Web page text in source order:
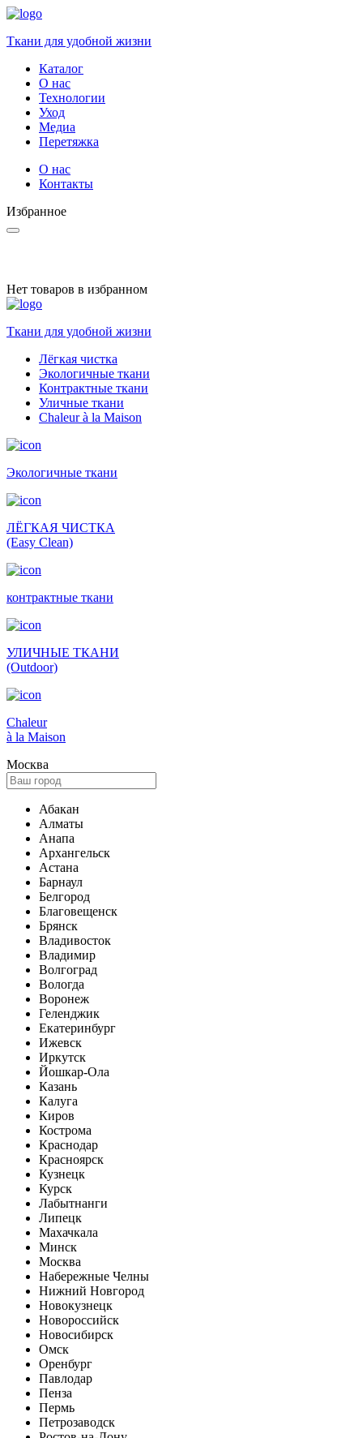
Ткани для удобной жизни
Каталог
О нас
Технологии
Уход
Медиа
Перетяжка
О нас
Контакты
Избранное
Нет товаров в избранном
Ткани для удобной жизни
Лёгкая чистка
Экологичные ткани
Контрактные ткани
Уличные ткани
Сhaleur à la Maison
Экологичные ткани
ЛЁГКАЯ ЧИСТКА
(Easy Clean)
контрактные ткани
УЛИЧНЫЕ ТКАНИ
(Outdoor)
Сhaleur
à la Maison
Москва
Абакан
Алматы
Анапа
Архангельск
Астана
Барнаул
Белгород
Благовещенск
Брянск
Владивосток
Владимир
Волгоград
Вологда
Воронеж
Геленджик
Екатеринбург
Ижевск
Иркутск
Йошкар-Ола
Казань
Калуга
Киров
Кострома
Краснодар
Красноярск
Кузнецк
Курск
Лабытнанги
Липецк
Махачкала
Минск
Москва
Набережные Челны
Нижний Новгород
Новокузнецк
Новороссийск
Новосибирск
Омск
Оренбург
Павлодар
Пенза
Пермь
Петрозаводск